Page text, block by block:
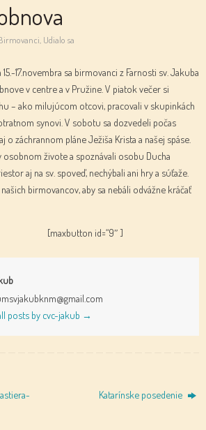
Udialo sa
17.novembra sa birmovanci z Farnosti sv. Jakuba
v centre a v Pružine. V piatok večer si
– ako milujúcom otcovi, pracovali v skupinkách
synovi. V sobotu sa dozvedeli počas
o záchrannom pláne Ježiša Krista a našej spáse.
osobnom živote a spoznávali osobu Ducha
aj na sv. spoveď, nechýbali ani hry a súťaže.
birmovancov, aby sa nebáli odvážne kráčať
[maxbutton id=“9″ ]
posts by cvc-jakub →
Katarínske posedenie